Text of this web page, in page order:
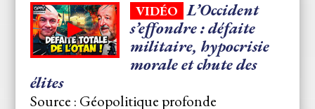
VIDÉO L’Occident
s’effondre : défaite
militaire, hypocrisie
morale et chute des
élites
Source : Géopolitique profonde